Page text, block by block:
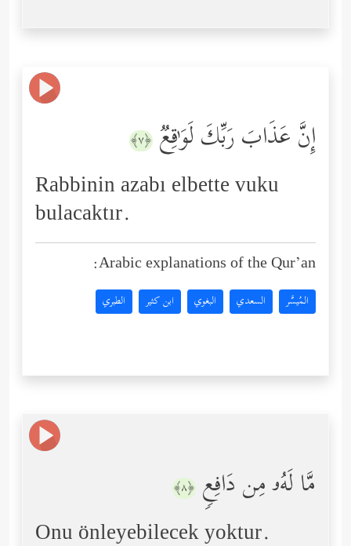
إِنَّ عَذَابَ رَبِّكَ لَوَ ٰ⁠قِعࣱ ﴿٧﴾
Rabbinin azabı elbette vuku
bulacaktır.
Arabic explanations of the Qur’an:
المُيسَّر السعدي البغوي ابن كثير الطبري
مَّا لَهُۥ مِن دَافِعࣲ ﴿٨﴾
Onu önleyebilecek yoktur.